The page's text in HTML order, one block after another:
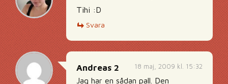
Tihi :D
Svara
18 maj, 2009 kl. 15:32
Andreas 2
Jag har en sådan pall. Den